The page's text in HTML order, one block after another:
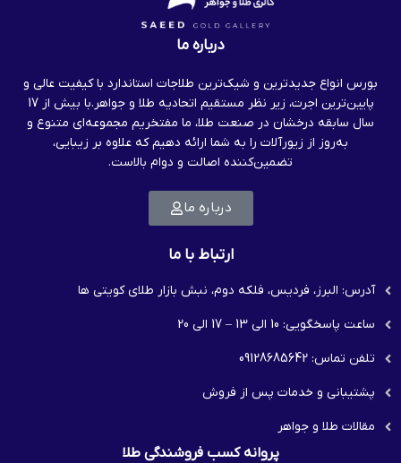
درباره ما
بورس انواع جدیدترین و شیک‌ترین طلاجات استاندارد با کیفیت عالی و
پایین‌ترین اجرت، زیر نظر مستقیم اتحادیه طلا و جواهر.با بیش از 17
سال سابقه درخشان در صنعت طلا، ما مفتخریم مجموعه‌ای متنوع و
به‌روز از زیورآلات را به شما ارائه دهیم که علاوه بر زیبایی،
تضمین‌کننده اصالت و دوام بالاست.
درباره ما
ارتباط با ما
آدرس: البرز، فردیس، فلکه دوم، نبش بازار طلای کویتی ها
ساعت پاسخگویی: 10 الی 13 – 17 الی 20
تلفن تماس: 09128685642
پشتیبانی و خدمات پس از فروش
مقالات طلا و جواهر
پروانه کسب فروشندگی طلا